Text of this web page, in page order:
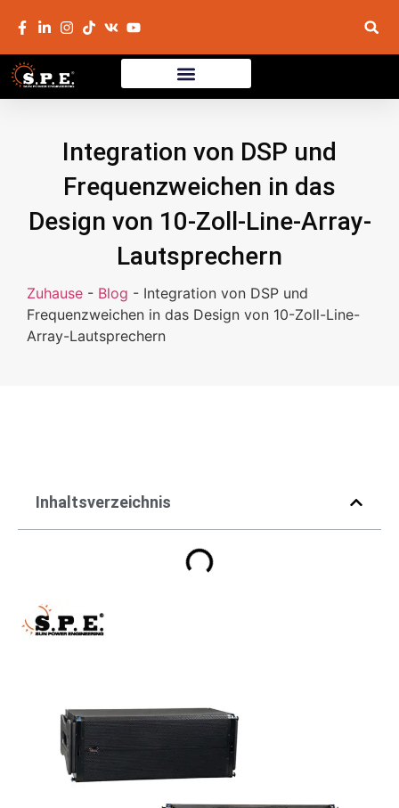
Integration von DSP und
Frequenzweichen in das
Design von 10-Zoll-Line-Array-
Lautsprechern
Zuhause - Blog - Integration von DSP und
Frequenzweichen in das Design von 10-Zoll-Line-
Array-Lautsprechern
Inhaltsverzeichnis